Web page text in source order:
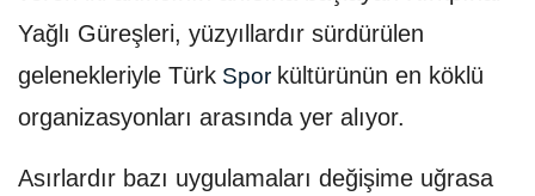
Yağlı Güreşleri, yüzyıllardır sürdürülen
gelenekleriyle Türk Spor kültürünün en köklü
organizasyonları arasında yer alıyor.
Asırlardır bazı uygulamaları değişime uğrasa